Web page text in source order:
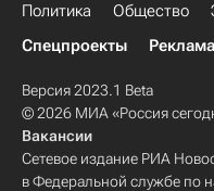
Политика Общество
Спецпроекты
Реклама
Версия 2023.1 Beta
© 2026 МИА «Россия
Вакансии
Сетевое издание РИА
в Федеральной службе по